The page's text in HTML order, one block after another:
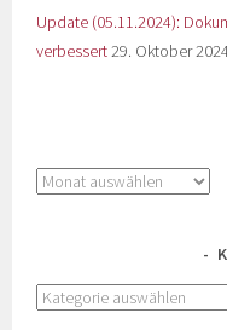
Update (05.11.2024):
verbessert29. Oktober 2024